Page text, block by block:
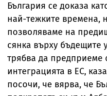
България се доказа
най-тежките времена,
позволяваме на
сянка върху бъдещите
трябва да предприеме
интеграцията в ЕС,
посочи, че вярва, че